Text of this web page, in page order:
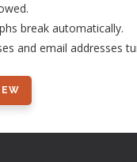
break automatically.
and email addresses